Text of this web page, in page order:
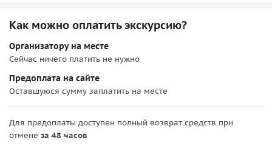
Как можно оплатить экскурсию?
Организатору на месте
Сейчас ничего платить не нужно
Предоплата на сайте
Оставшуюся сумму заплатить на месте
Для предоплаты доступен полный возврат средств при
отмене за 48 часов